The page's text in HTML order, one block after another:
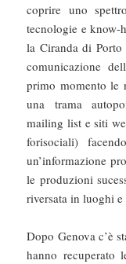
coprire uno
tecnologie e know-
la Ciranda di
comunicazione
primo momento le
una trama
mailing list e siti
forisociali)
un’informazione
le produzioni
riversata in luoghi
Dopo Genova c’è
hanno recuperato